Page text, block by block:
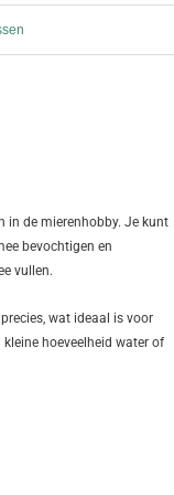
in de mierenhobby. Je kunt
bevochtigen en
vullen.
wat ideaal is voor
hoeveelheid water of